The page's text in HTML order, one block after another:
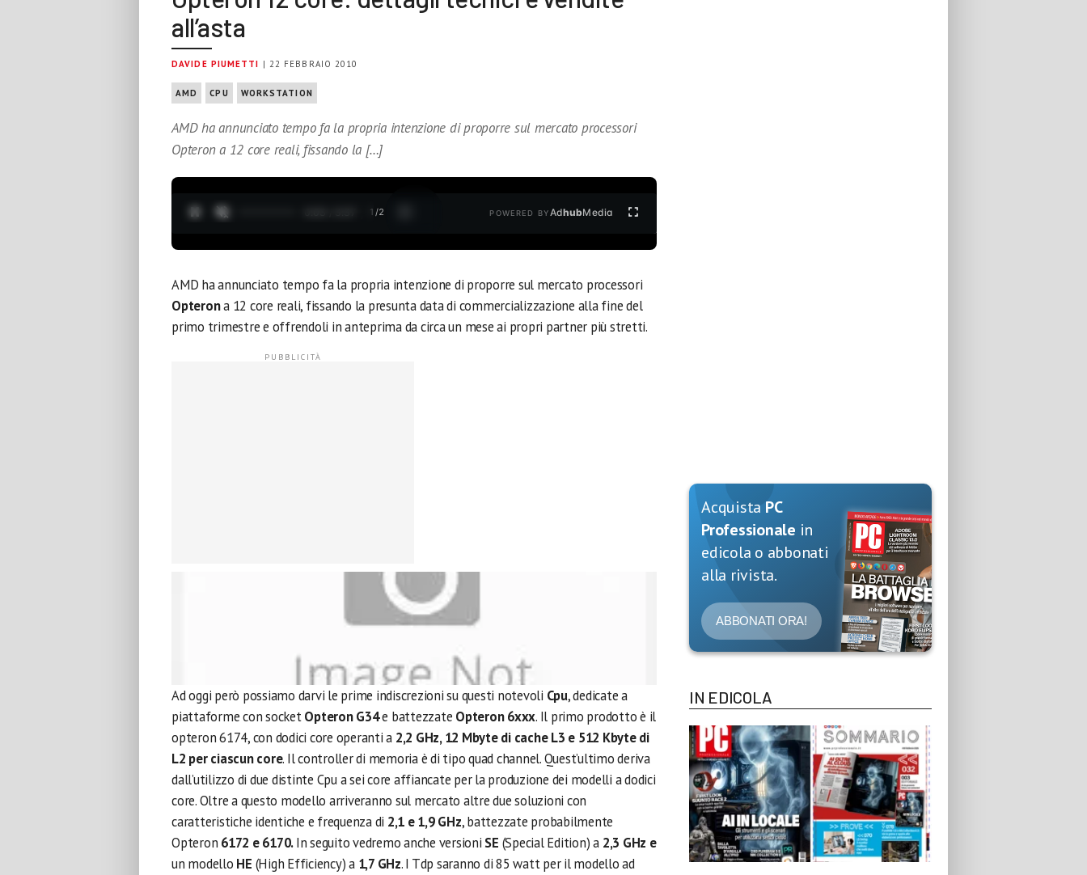
all’asta
DAVIDE PIUMETTI | 22 FEBBRAIO 2010
AMD CPU WORKSTATION
AMD ha annunciato tempo fa la propria intenzione di proporre sul mercato processori
Opteron a 12 core reali, fissando la […]
1 /2 POWERED BYAdhubMedia
AMD ha annunciato tempo fa la propria intenzione di proporre sul mercato processori
Opterona 12 core reali, fissando la presunta data di commercializzazione alla fine del
primo trimestre e offrendoli in anteprima da circa un mese ai propri partner più stretti.
Ad oggi però possiamo darvi le prime indiscrezioni su questi notevoli Cpu, dedicate a
piattaforme con socketOpteron G34e battezzate Opteron 6xxx. Il primo prodotto è il
opteron 6174, con dodici core operanti a 2,2 GHz, 12 Mbyte di cache L3 e 512 Kbyte di
L2 per ciascun core. Il controller di memoria è di tipo quad channel. Quest’ultimo deriva
dall’utilizzo di due distinte Cpu a sei core affiancate per la produzione dei modelli a dodici
core. Oltre a questo modello arriveranno sul mercato altre due soluzioni con
caratteristiche identiche e frequenza di 2,1 e 1,9 GHz, battezzate probabilmente
Opteron 6172 e 6170.In seguito vedremo anche versioni SE (Special Edition) a 2,3 GHz e
un modello HE (High Efficiency) a 1,7 GHz. I Tdp saranno di 85 watt per il modello ad
Acquista PC
Professionale in
edicola o abbonati
alla rivista.
ABBONATI ORA!
IN EDICOLA